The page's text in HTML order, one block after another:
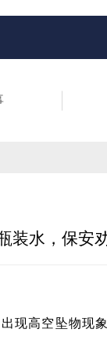
装水，保
现高空坠物现